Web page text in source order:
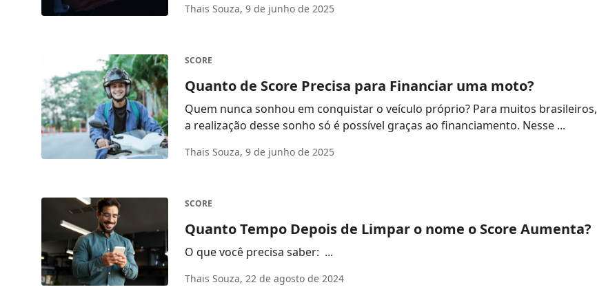
Thais Souza, 9 de junho de 2025
SCORE
Quanto de Score Precisa para Financiar uma moto?
Quem nunca sonhou em conquistar o veículo próprio? Para muitos brasileiros,
a realização desse sonho só é possível graças ao financiamento. Nesse ...
Thais Souza, 9 de junho de 2025
SCORE
Quanto Tempo Depois de Limpar o nome o Score Aumenta?
O que você precisa saber: ...
Thais Souza, 22 de agosto de 2024